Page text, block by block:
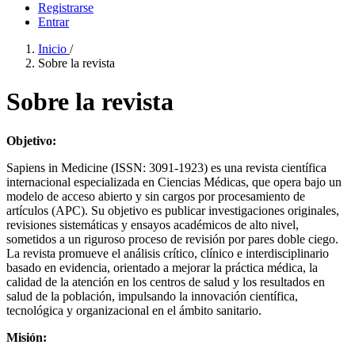
Registrarse
Entrar
Inicio /
Sobre la revista
Sobre la revista
Objetivo:
Sapiens in Medicine (ISSN: 3091-1923) es una revista científica
internacional especializada en Ciencias Médicas, que opera bajo un
modelo de acceso abierto y sin cargos por procesamiento de
artículos (APC). Su objetivo es publicar investigaciones originales,
revisiones sistemáticas y ensayos académicos de alto nivel,
sometidos a un riguroso proceso de revisión por pares doble ciego.
La revista promueve el análisis crítico, clínico e interdisciplinario
basado en evidencia, orientado a mejorar la práctica médica, la
calidad de la atención en los centros de salud y los resultados en
salud de la población, impulsando la innovación científica,
tecnológica y organizacional en el ámbito sanitario.
Misión: